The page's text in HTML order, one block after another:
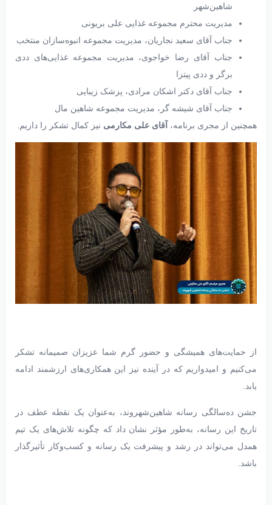
شاهین‌شهر
مدیریت محترم مجموعه غذایی علی بریونی
جناب آقای سعید نجاریان، مدیریت مجموعه انبوه‌سازان منتخب
جناب آقای رضا خواجوی، مدیریت مجموعه غذایی‌های ددی
برگر و ددی پیتزا
جناب آقای دکتر اشکان مرادی، پزشک زیبایی
جناب آقای شیشه گر، مدیریت مجموعه شاهین مال
همچنین از مجری برنامه، آقای علی مکارمی نیز کمال تشکر را داریم.
از حمایت‌های همیشگی و حضور گرم شما عزیزان صمیمانه تشکر
می‌کنیم و امیدواریم که در آینده نیز این همکاری‌های ارزشمند ادامه
یابد.
جشن ده‌سالگی رسانه شاهین‌شهروند، به‌عنوان یک نقطه عطف در
تاریخ این رسانه، به‌طور مؤثر نشان داد که چگونه تلاش‌های یک تیم
همدل می‌تواند در رشد و پیشرفت یک رسانه و کسب‌وکار تأثیرگذار
باشد.